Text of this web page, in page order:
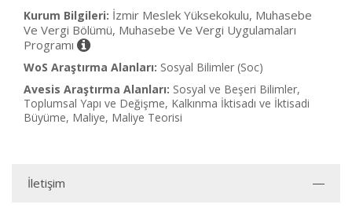
Kurum Bilgileri: İzmir Meslek Yüksekokulu, Muhasebe
Ve Vergi Bölümü, Muhasebe Ve Vergi Uygulamaları
Programı
WoS Araştırma Alanları: Sosyal Bilimler (Soc)
Avesis Araştırma Alanları: Sosyal ve Beşeri Bilimler,
Toplumsal Yapı ve Değişme, Kalkınma İktisadı ve İktisadi
Büyüme, Maliye, Maliye Teorisi
İletişim